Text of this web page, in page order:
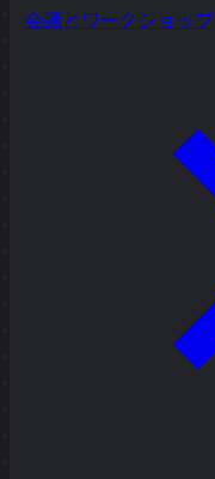
会議とワークショップ